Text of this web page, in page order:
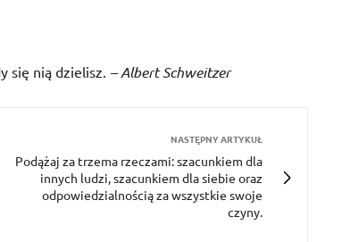
się nią dzielisz. – Albert Schweitzer
NASTĘPNY ARTYKUŁ
Podążaj za trzema rzeczami: szacunkiem dla
innych ludzi, szacunkiem dla siebie oraz
odpowiedzialnością za wszystkie swoje
czyny.